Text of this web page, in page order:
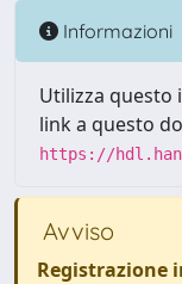
Informazioni
Utilizza questo
link a questo
https://
Avviso
Registrazione